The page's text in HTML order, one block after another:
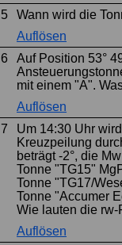
5
Wann wird die
Auflösen
6
Auf Position 53°
mit einem "A".
Auflösen
7
Um 14:30 Uhr
Kreuzpeilung
beträgt -2°, die
Tonne "TG15"
Tonne "TG17/
Tonne "Accumer
Wie lauten die
Auflösen